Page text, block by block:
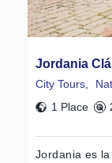
Jordania
City Tours
1 Place
Jordania es